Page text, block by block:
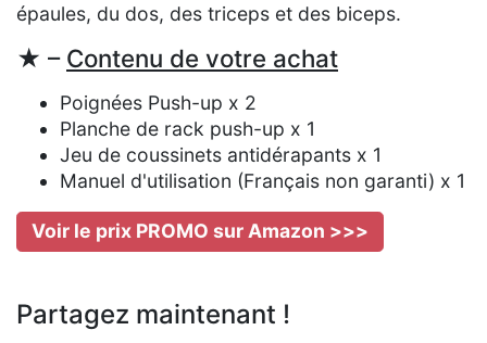
épaules, du dos, des triceps et des biceps.
★ – Contenu de votre achat
Poignées Push-up x 2
Planche de rack push-up x 1
Jeu de coussinets antidérapants x 1
Manuel d'utilisation (Français non garanti) x 1
Voir le prix PROMO sur Amazon >>>
Partagez maintenant !